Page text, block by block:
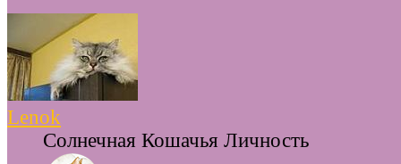
Lenok
Солнечная Кошачья Личность